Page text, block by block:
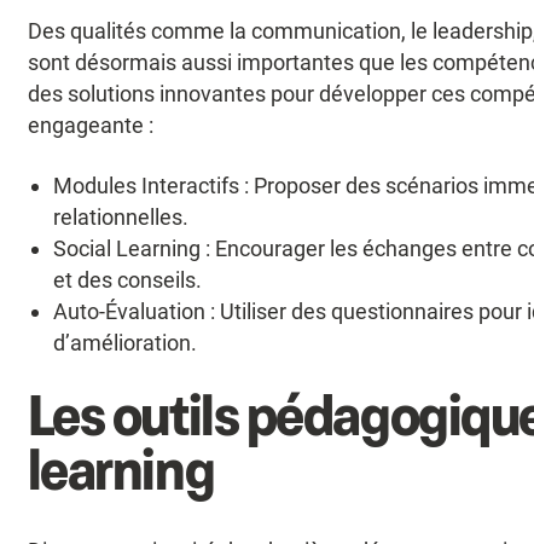
Des qualités comme la communication, le
sont désormais aussi importantes que les
des solutions innovantes pour développer ces
engageante :
Modules Interactifs : Proposer des scénarios
relationnelles.
Social Learning : Encourager les échanges entre
et des conseils.
Auto-Évaluation : Utiliser des questionnaires
d’amélioration.
Les outils
learning